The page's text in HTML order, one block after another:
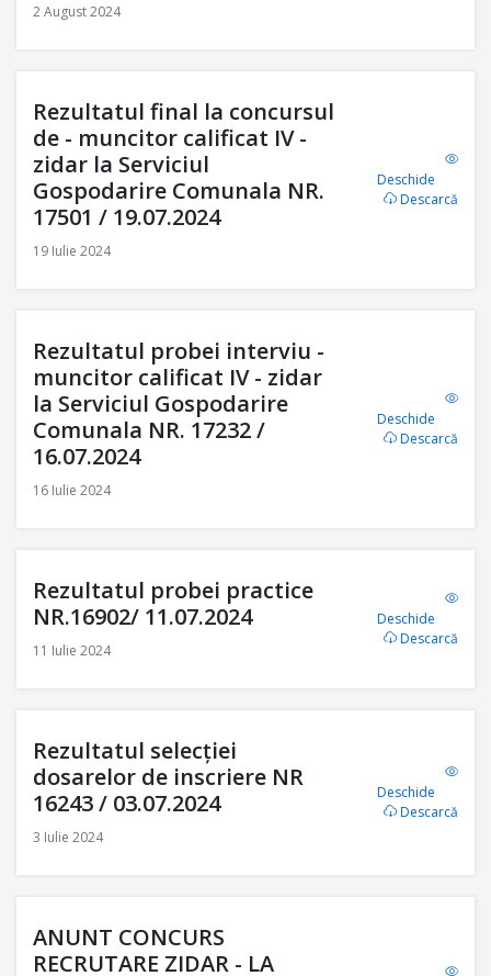
2 August 2024
Rezultatul final la concursul
de - muncitor calificat IV -
zidar la Serviciul
Gospodarire Comunala NR.
17501 / 19.07.2024
19 Iulie 2024
Deschide
Descarcă
Rezultatul probei interviu -
muncitor calificat IV - zidar
la Serviciul Gospodarire
Comunala NR. 17232 /
16.07.2024
16 Iulie 2024
Deschide
Descarcă
Rezultatul probei practice
NR.16902/ 11.07.2024
11 Iulie 2024
Deschide
Descarcă
Rezultatul selecției
dosarelor de inscriere NR
16243 / 03.07.2024
3 Iulie 2024
Deschide
Descarcă
ANUNT CONCURS
RECRUTARE ZIDAR - LA